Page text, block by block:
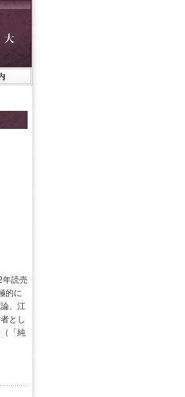
年読売
的に
、江
とし
「純